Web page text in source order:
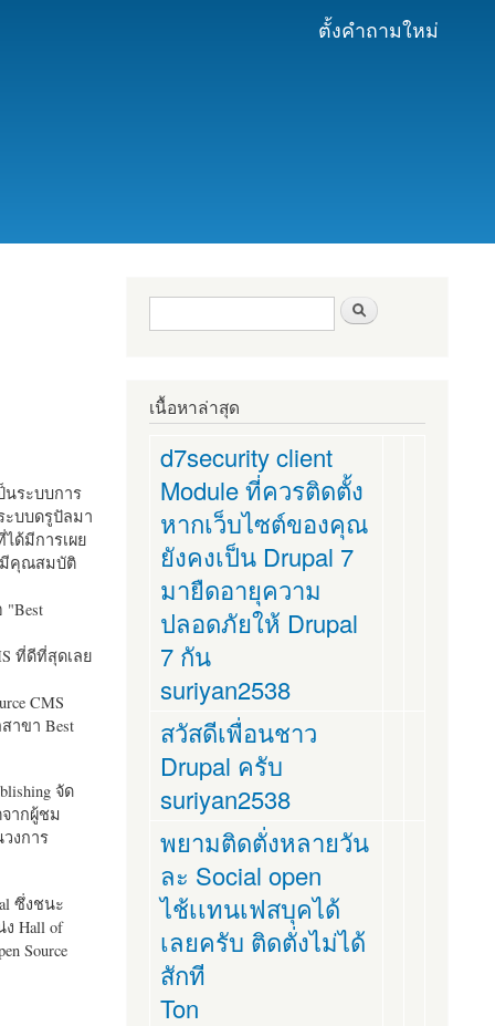
ตั้งคำถามใหม่
นระบบการ
ะบบดรูปัลมา
ด้มีการเผย
มีคุณสมบัติ
"Best
ที่ดีที่สุดเลย
CMS
าขา Best
จัด
ากผู้ชม
งการ
ซึ่งชนะ
Hall of
Source
ฟอร์มค้นหา
เนื้อหาล่าสุด
d7security client
Module ที่ควรติดตั้ง
หากเว็บไซต์ของคุณ
ยังคงเป็น Drupal 7
มายืดอายุความ
ปลอดภัยให้ Drupal
7 กัน
suriyan2538
สวัสดีเพื่อนชาว
Drupal ครับ
suriyan2538
พยามติดตั่งหลายวัน
ละ Social open
ไช้เเทนเฟสบุคได้
เลยครับ ติดตั่งไม่ได้
สักที
Ton